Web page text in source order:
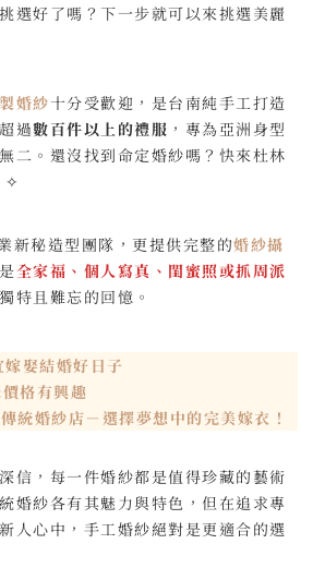
選好了嗎？下一步就可以來挑選美麗
婚紗十分受歡迎，是台南純手工打造
過數百件以上的禮服 ，專為亞洲身型
二。還沒找到命定婚紗嗎？快來杜林
✧
新秘造型團隊，更提供完整的婚紗攝
全家福、個人寫真、閨蜜照或抓周派
特且難忘的回憶。
娶結婚好日子
格有興趣
統婚紗店－選擇夢想中的完美嫁衣！
信，每一件婚紗都是值得珍藏的藝術
婚紗各有其魅力與特色，但在追求專
人心中，手工婚紗絕對是更適合的選